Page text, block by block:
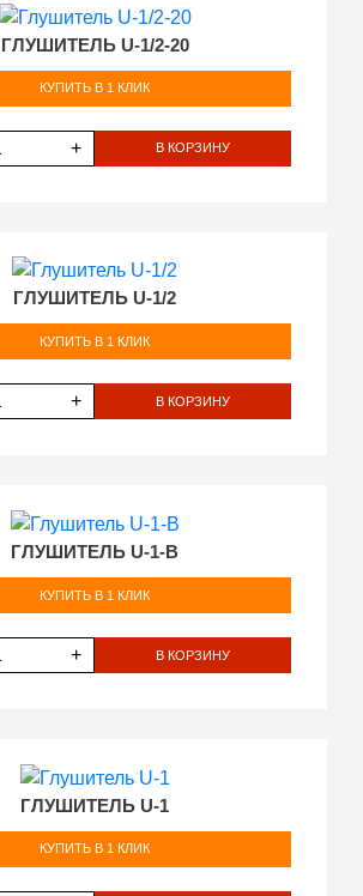
ГЛУШИТЕЛЬ U-1/2-20
КУПИТЬ В 1 КЛИК
+ В КОРЗИНУ
ГЛУШИТЕЛЬ U-1/2
КУПИТЬ В 1 КЛИК
+ В КОРЗИНУ
ГЛУШИТЕЛЬ U-1-В
КУПИТЬ В 1 КЛИК
+ В КОРЗИНУ
ГЛУШИТЕЛЬ U-1
КУПИТЬ В 1 КЛИК